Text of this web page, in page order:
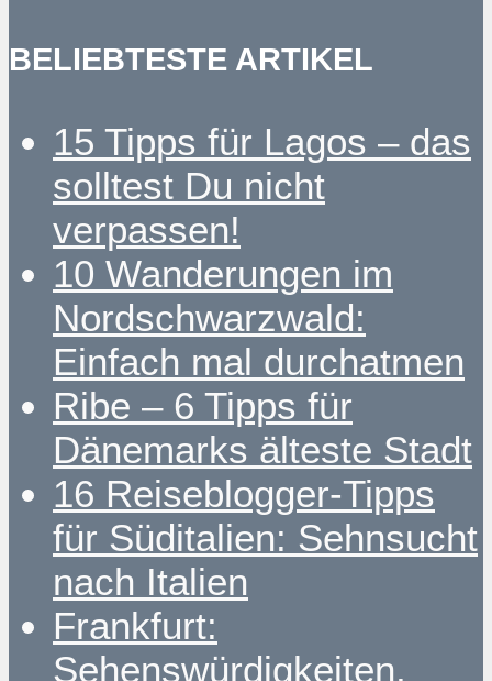
BELIEBTESTE ARTIKEL
15 Tipps für Lagos – das
solltest Du nicht
verpassen!
10 Wanderungen im
Nordschwarzwald:
Einfach mal durchatmen
Ribe – 6 Tipps für
Dänemarks älteste Stadt
16 Reiseblogger-Tipps
für Süditalien: Sehnsucht
nach Italien
Frankfurt:
Sehenswürdigkeiten,